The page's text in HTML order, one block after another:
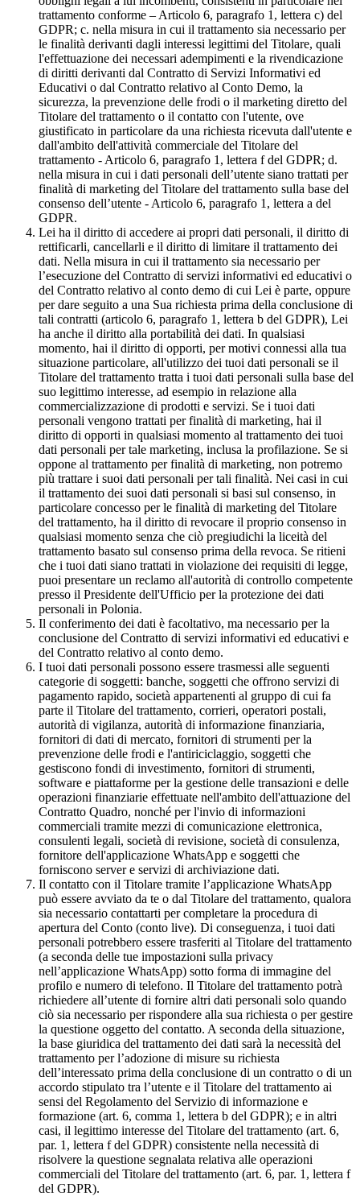
trattamento conforme – Articolo 6, paragrafo 1, lettera c) del
GDPR; c. nella misura in cui il trattamento sia necessario per
le finalità derivanti dagli interessi legittimi del Titolare, quali
l'effettuazione dei necessari adempimenti e la rivendicazione
di diritti derivanti dal Contratto di Servizi Informativi ed
Educativi o dal Contratto relativo al Conto Demo, la
sicurezza, la prevenzione delle frodi o il marketing diretto del
Titolare del trattamento o il contatto con l'utente, ove
giustificato in particolare da una richiesta ricevuta dall'utente e
dall'ambito dell'attività commerciale del Titolare del
trattamento - Articolo 6, paragrafo 1, lettera f del GDPR; d.
nella misura in cui i dati personali dell’utente siano trattati per
finalità di marketing del Titolare del trattamento sulla base del
consenso dell’utente - Articolo 6, paragrafo 1, lettera a del
GDPR.
Lei ha il diritto di accedere ai propri dati personali, il diritto di
rettificarli, cancellarli e il diritto di limitare il trattamento dei
dati. Nella misura in cui il trattamento sia necessario per
l’esecuzione del Contratto di servizi informativi ed educativi o
del Contratto relativo al conto demo di cui Lei è parte, oppure
per dare seguito a una Sua richiesta prima della conclusione di
tali contratti (articolo 6, paragrafo 1, lettera b del GDPR), Lei
ha anche il diritto alla portabilità dei dati. In qualsiasi
momento, hai il diritto di opporti, per motivi connessi alla tua
situazione particolare, all'utilizzo dei tuoi dati personali se il
Titolare del trattamento tratta i tuoi dati personali sulla base del
suo legittimo interesse, ad esempio in relazione alla
commercializzazione di prodotti e servizi. Se i tuoi dati
personali vengono trattati per finalità di marketing, hai il
diritto di opporti in qualsiasi momento al trattamento dei tuoi
dati personali per tale marketing, inclusa la profilazione. Se si
oppone al trattamento per finalità di marketing, non potremo
più trattare i suoi dati personali per tali finalità. Nei casi in cui
il trattamento dei suoi dati personali si basi sul consenso, in
particolare concesso per le finalità di marketing del Titolare
del trattamento, ha il diritto di revocare il proprio consenso in
qualsiasi momento senza che ciò pregiudichi la liceità del
trattamento basato sul consenso prima della revoca. Se ritieni
che i tuoi dati siano trattati in violazione dei requisiti di legge,
puoi presentare un reclamo all'autorità di controllo competente
presso il Presidente dell'Ufficio per la protezione dei dati
personali in Polonia.
Il conferimento dei dati è facoltativo, ma necessario per la
conclusione del Contratto di servizi informativi ed educativi e
del Contratto relativo al conto demo.
I tuoi dati personali possono essere trasmessi alle seguenti
categorie di soggetti: banche, soggetti che offrono servizi di
pagamento rapido, società appartenenti al gruppo di cui fa
parte il Titolare del trattamento, corrieri, operatori postali,
autorità di vigilanza, autorità di informazione finanziaria,
fornitori di dati di mercato, fornitori di strumenti per la
prevenzione delle frodi e l'antiriciclaggio, soggetti che
gestiscono fondi di investimento, fornitori di strumenti,
software e piattaforme per la gestione delle transazioni e delle
operazioni finanziarie effettuate nell'ambito dell'attuazione del
Contratto Quadro, nonché per l'invio di informazioni
commerciali tramite mezzi di comunicazione elettronica,
consulenti legali, società di revisione, società di consulenza,
fornitore dell'applicazione WhatsApp e soggetti che
forniscono server e servizi di archiviazione dati.
Il contatto con il Titolare tramite l’applicazione WhatsApp
può essere avviato da te o dal Titolare del trattamento, qualora
sia necessario contattarti per completare la procedura di
apertura del Conto (conto live). Di conseguenza, i tuoi dati
personali potrebbero essere trasferiti al Titolare del trattamento
(a seconda delle tue impostazioni sulla privacy
nell’applicazione WhatsApp) sotto forma di immagine del
profilo e numero di telefono. Il Titolare del trattamento potrà
richiedere all’utente di fornire altri dati personali solo quando
ciò sia necessario per rispondere alla sua richiesta o per gestire
la questione oggetto del contatto. A seconda della situazione,
la base giuridica del trattamento dei dati sarà la necessità del
trattamento per l’adozione di misure su richiesta
dell’interessato prima della conclusione di un contratto o di un
accordo stipulato tra l’utente e il Titolare del trattamento ai
sensi del Regolamento del Servizio di informazione e
formazione (art. 6, comma 1, lettera b del GDPR); e in altri
casi, il legittimo interesse del Titolare del trattamento (art. 6,
par. 1, lettera f del GDPR) consistente nella necessità di
risolvere la questione segnalata relativa alle operazioni
commerciali del Titolare del trattamento (art. 6, par. 1, lettera f
del GDPR).